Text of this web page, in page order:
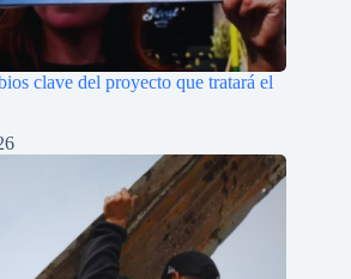
clave del proyecto que tratará el